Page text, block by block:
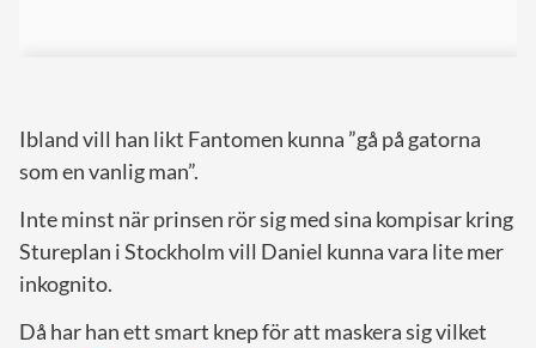
Ibland vill han likt Fantomen kunna ”gå på gatorna
som en vanlig man”.
Inte minst när prinsen rör sig med sina kompisar kring
Stureplan i Stockholm vill Daniel kunna vara lite mer
inkognito.
Då har han ett smart knep för att maskera sig vilket